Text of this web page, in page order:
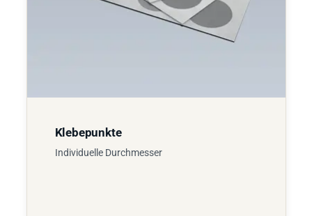
Klebepunkte
Individuelle Durchmesser